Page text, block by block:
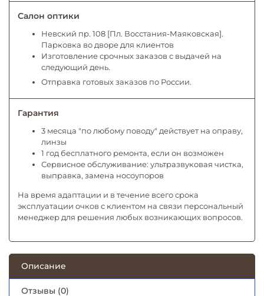
Салон оптики
Невский пр. 108 [Пл. Восстания-Маяковская].
Парковка во дворе для клиентов
Изготовление срочных заказов с выдачей на
следующий день.
Отправка готовых заказов по России.
Гарантия
3 месяца "по любому поводу" действует на оправу,
линзы
1 год бесплатного ремонта, если он возможен
Сервисное обслуживание: ультразвуковая чистка,
выправка, замена носоупоров
На время адаптации и в течение всего срока
эксплуатации очков с клиентом на связи персональный
менеджер для решения любых возникающих вопросов.
Описание
Отзывы (0)